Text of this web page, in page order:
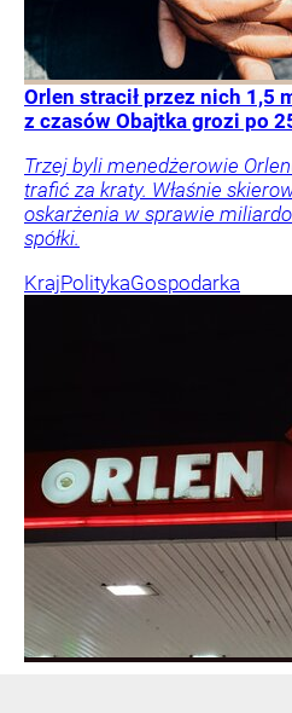
Orlen stracił przez nich 1,5
z czasów Obajtka grozi po
Trzej byli menedżerowie
trafić za kraty. Właśnie
oskarżenia w sprawie
spółki.
KrajPolitykaGospodarka